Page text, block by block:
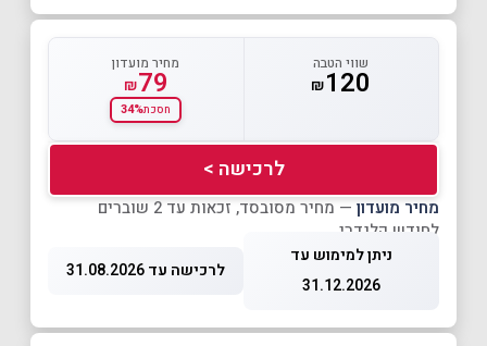
שווי הטבה
₪120
מחיר מועדון
₪79
חסכת34%
לרכישה >
מחיר מועדון
— מחיר מסובסד, זכאות עד 2 שוברים
לחודש קלנדרי
ניתן למימוש עד
31.12.2026
לרכישה עד 31.08.2026